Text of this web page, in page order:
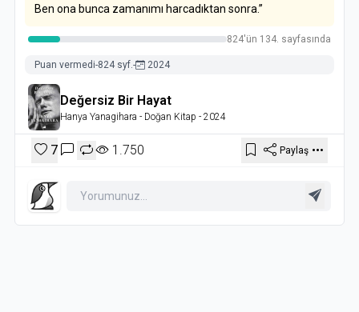
Ben ona bunca zamanımı harcadıktan sonra.”
824'ün 134. sayfasında
Puan vermedi-824 syf.- 2024
Değersiz Bir Hayat
Hanya Yanagihara - Doğan Kitap - 2024
7 1.750 Paylaş